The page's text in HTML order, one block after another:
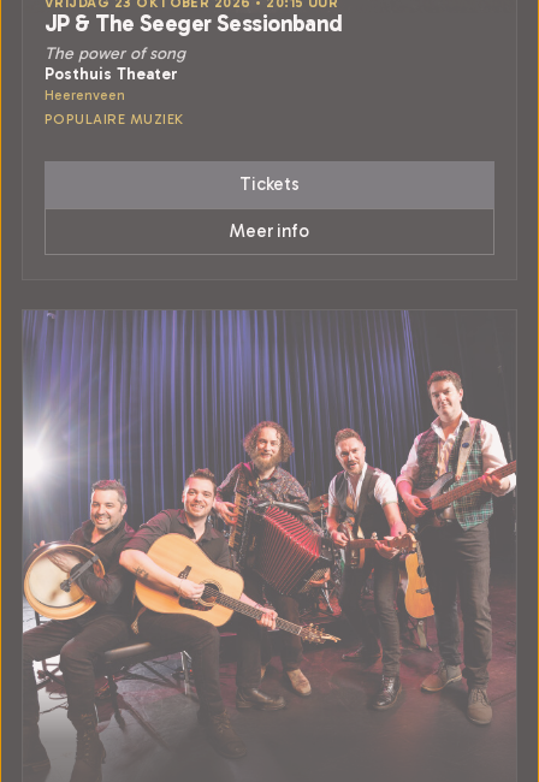
JP & The Seeger Sessionband
The power of song
Posthuis Theater
Heerenveen
POPULAIRE MUZIEK
Tickets
Meer info